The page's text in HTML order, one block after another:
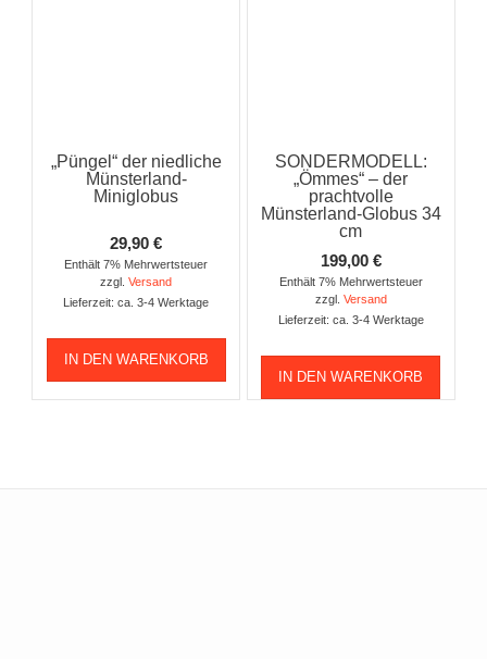
„Püngel“ der niedliche
Münsterland-
Miniglobus
29,90€
Enthält 7% Mehrwertsteuer
zzgl.Versand
Lieferzeit: ca. 3-4 Werktage
IN DEN WARENKORB
SONDERMODELL:
„Ömmes“ – der
prachtvolle
Münsterland-Globus 34
cm
199,00 €
Enthält 7% Mehrwertsteuer
zzgl. Versand
Lieferzeit: ca. 3-4 Werktage
IN DEN WARENKORB